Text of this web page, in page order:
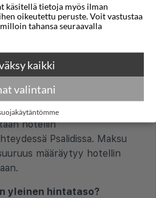
purjelautailijoiden
auringonottoon
turisteille veroja tai
hotellin
Psalidissa. Maksu
määräytyy hotellin
yleinen hintataso?
käsitellä tietoja myös ilman
oikeutettu peruste. Voit vastustaa
tahansa seuraavalla
kaikki
valintani